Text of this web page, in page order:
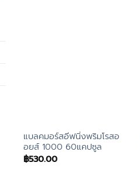
แบลคมอร์สอีฟนิ่งพริมโรสอ
อยส์ 1000 60แคปซูล
฿530.00